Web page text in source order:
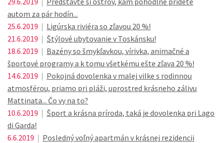
autom za pár hodín...
25.6.2019 | Ligúrska riviéra so zľavou 20 %!
21.6.2019 | Štýlové ubytovanie v Toskánsku!
18.6.2019 | Bazény so šmykľavkou, vírivka, animačné a
športové programy a k tomu všetkému ešte zľava 20 %!
14.6.2019 | Pokojná dovolenka v malej vilke s rodinnou
atmosférou, priamo pri pláži, uprostred krásneho zálivu
Mattinata... Čo vy na to?
10.6.2019 | Šport a krásna príroda, taká je dovolenka pri Lago
di Garda!
6.6.2019 | Posledný voľný apartmán v krásnej rezidencii